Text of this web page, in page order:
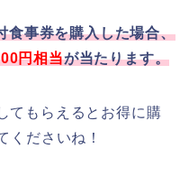
食事券を購入した場合、
円相当が当たります。
てもらえるとお得に購
くださいね！